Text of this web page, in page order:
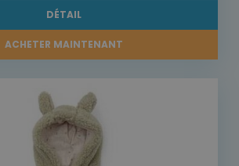
DÉTAIL
ACHETER MAINTENANT